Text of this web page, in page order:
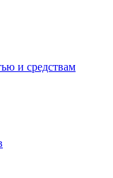
и средствам